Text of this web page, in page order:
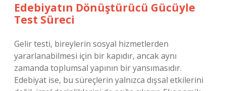
Edebiyatın Dönüştürücü Gücüyle
Test Süreci
Gelir testi, bireylerin sosyal hizmetlerden
yararlanabilmesi için bir kapıdır, ancak aynı
zamanda toplumsal yapının bir yansımasıdır.
Edebiyat ise, bu süreçlerin yalnızca dışsal etkilerini